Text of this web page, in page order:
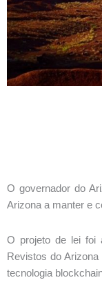
O governador do
Arizona a manter e
O projeto de lei foi
Revistos do
tecnologia